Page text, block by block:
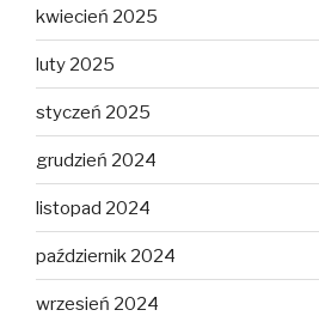
kwiecień 2025
luty 2025
styczeń 2025
grudzień 2024
listopad 2024
październik 2024
wrzesień 2024